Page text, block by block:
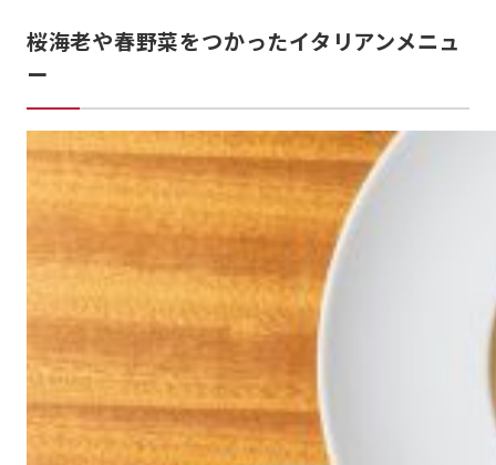
桜海老や春野菜をつかったイタリアンメニュ
ー